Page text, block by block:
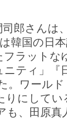
郎さんは
韓国の日
フラットな
ティ」『
。ワール
りにして
も、田原真